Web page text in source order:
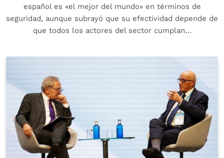
español es «el mejor del mundo» en términos de
seguridad, aunque subrayó que su efectividad depende de
que todos los actores del sector cumplan…